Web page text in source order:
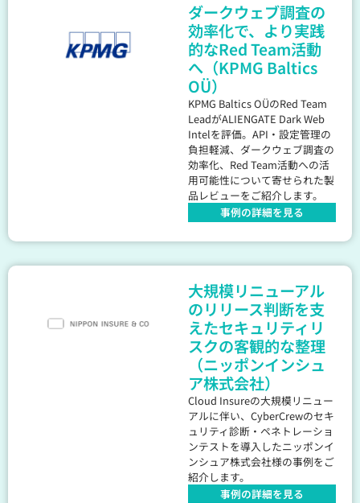
ダークウェブ調査の
効率化で、より実践
的なRed Team活動
へ（KPMG Baltics
OÜ）
KPMG Baltics OÜのRed Team
LeadがALIENGATE Dark Web
Intelを評価。API・設定管理の
負担軽減、ダークウェブ調査の
効率化、Red Team活動への活
用可能性について寄せられた製
品レビューをご紹介します。
事例の詳細を見る
大規模リニューアル
のリリース判断を支
えたセキュリティリ
スクの客観的な整理
（ニッポンインシュ
ア株式会社）
Cloud Insureの大規模リニュー
アルに伴い、CyberCrewのセキ
ュリティ診断・ペネトレーショ
ンテストを導入したニッポンイ
ンシュア株式会社様の事例をご
紹介します。
事例の詳細を見る